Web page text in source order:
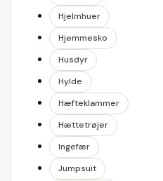
Hjelmhuer
Hjemmesko
Husdyr
Hylde
Hæfteklammer
Hættetrøjer
Ingefær
Jumpsuit